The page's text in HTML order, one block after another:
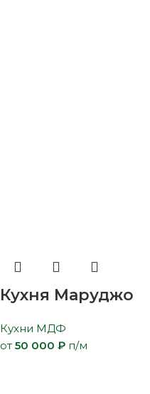
Кухня Маруджо
Кухни МДФ
от 50 000 ₽ п/м